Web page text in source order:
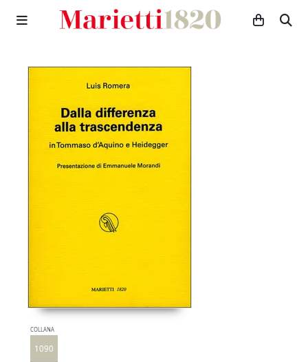
COLLANA
1090